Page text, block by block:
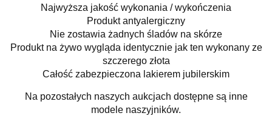
Najwyższa jakość wykonania / wykończenia
Produkt antyalergiczny
Nie zostawia żadnych śladów na skórze
Produkt na żywo wygląda identycznie jak ten wykonany ze
szczerego złota
Całość zabezpieczona lakierem jubilerskim
Na pozostałych naszych aukcjach dostępne są inne
modele naszyjników.